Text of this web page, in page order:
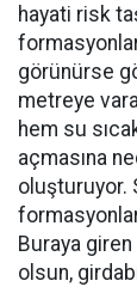
hayati risk
görünürse
metreye
hem su
açmasına
oluşturuyor.
Buraya
olsun,